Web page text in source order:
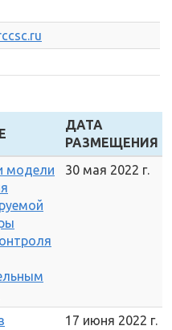
ДАТА
РАЗМЕЩЕНИЯ
модели
30 мая 2022 г.
17 июня 2022 г.